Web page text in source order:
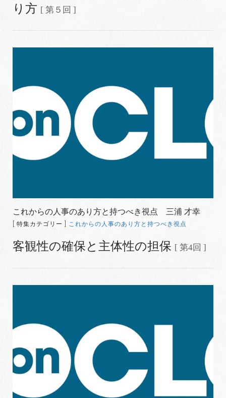
り方 [ 第５回 ]
これからの人事のあり方と持つべき視点 三浦 才幸
[ 特集カテゴリー ] これからの人事のあり方と持つべき視点
客観性の確保と主体性の担保 [ 第4回 ]